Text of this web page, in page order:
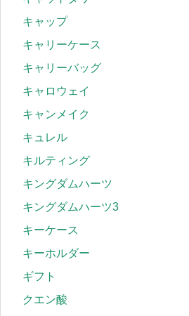
キャップ
キャリーケース
キャリーバッグ
キャロウェイ
キャンメイク
キュレル
キルティング
キングダムハーツ
キングダムハーツ3
キーケース
キーホルダー
ギフト
クエン酸